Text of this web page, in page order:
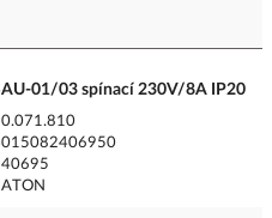
01/03 spínací 230V/8A IP20